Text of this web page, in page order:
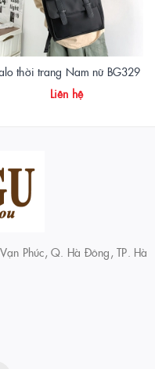
thời trang Nam nữ BG329
Liên hệ
Phúc, Q. Hà Đông, TP. Hà